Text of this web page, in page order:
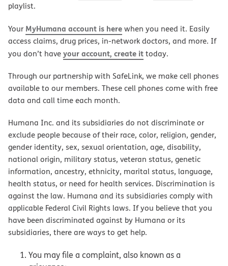
playlist.
Your MyHumana account is herewhen you need it. Easily
access claims, drug prices, in-network doctors, and more. If
you don’t haveyour account, create ittoday.
Through our partnership with SafeLink, we make cell phones
available to our members. These cell phones come with free
data and call time each month.
Humana Inc. and its subsidiaries do not discriminate or
exclude people because of their race, color, religion, gender,
gender identity, sex, sexual orientation, age, disability,
national origin, military status, veteran status, genetic
information, ancestry, ethnicity, marital status, language,
health status, or need for health services. Discrimination is
against the law. Humana and its subsidiaries comply with
applicable Federal Civil Rights laws. If you believe that you
have been discriminated against by Humana or its
subsidiaries, there are ways to get help.
You may file a complaint, also known as a